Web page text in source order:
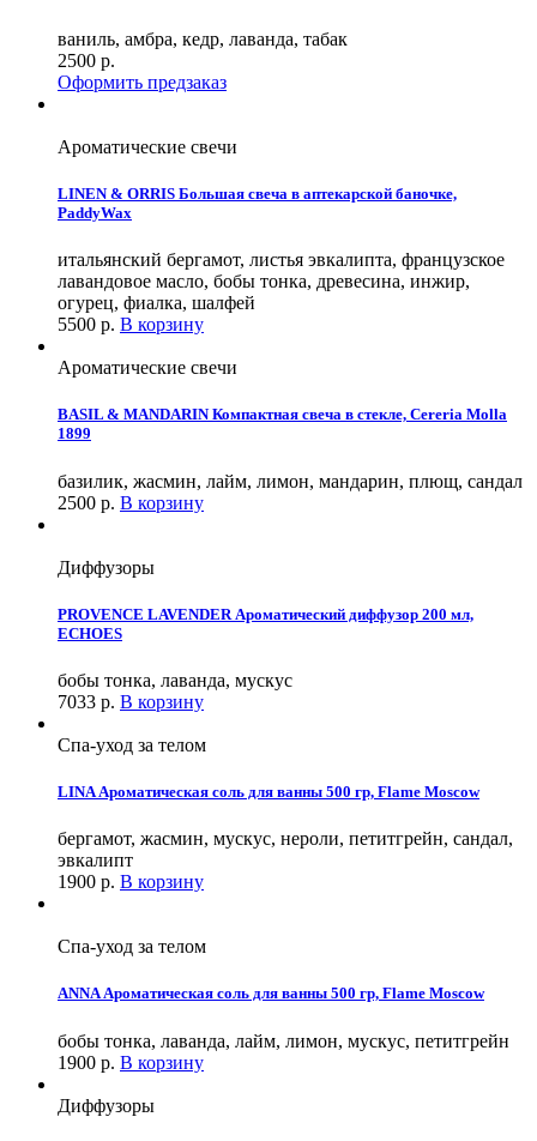
ваниль, амбра, кедр, лаванда, табак
2500 р.
Оформить предзаказ
Ароматические свечи
LINEN & ORRIS Большая свеча в аптекарской баночкe,
PaddyWax
итальянский бергамот, листья эвкалипта, французское
лавандовое масло, бобы тонка, древесина, инжир,
огурец, фиалка, шалфей
5500 р. В корзину
Ароматические свечи
BASIL & MANDARIN Компактная свеча в стекле, Cereria Molla
1899
базилик, жасмин, лайм, лимон, мандарин, плющ, сандал
2500 р. В корзину
Диффузоры
PROVENCE LAVENDER Ароматический диффузор 200 мл,
ECHOES
бобы тонка, лаванда, мускус
7033 р. В корзину
Спа-уход за телом
LINA Ароматическая соль для ванны 500 гр, Flame Moscow
бергамот, жасмин, мускус, нероли, петитгрейн, сандал,
эвкалипт
1900 р. В корзину
Спа-уход за телом
ANNA Ароматическая соль для ванны 500 гр, Flame Moscow
бобы тонка, лаванда, лайм, лимон, мускус, петитгрейн
1900 р. В корзину
Диффузоры